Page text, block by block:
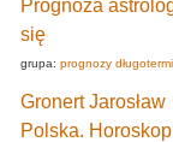
Prognoza
się
grupa: prognozy
Gronert Jarosław
Polska.